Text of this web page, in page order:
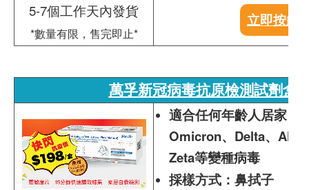
5-7個工作天內發貨
*數量有限，售完即止*
立即按此
萬孚新冠病毒抗原檢測試劑盒
適合任何年齡人居家自
Omicron、Delta、
Zeta等變種病毒
採樣方式：鼻拭子